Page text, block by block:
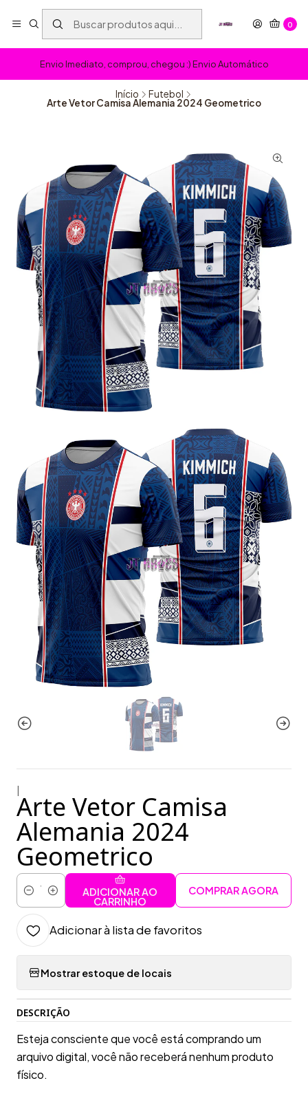
0
Envio Imediato, comprou, chegou :) Envio Automático
Início Futebol
Arte Vetor Camisa Alemania 2024 Geometrico
Arte Vetor Camisa
Alemania 2024
Geometrico
Quantidade
ADICIONAR AO
CARRINHO
COMPRAR AGORA
Adicionar à lista de favoritos
Mostrar estoque de locais
DESCRIÇÃO
Esteja consciente que você está comprando um
arquivo digital, você não receberá nenhum produto
físico.